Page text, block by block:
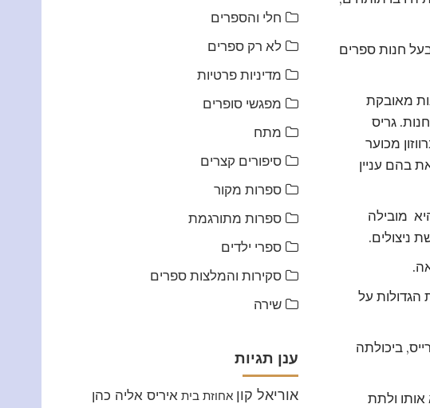
חלי והספרים
לא רק ספרים
מדיניות פרטיות
מפגשי סופרים
מתח
סיפורים קצרים
ספרות מקור
ספרות מתורגמת
ספרי ילדים
סקירות והמלצות ספרים
שירה
ענן תגיות
אוריאל קון אחוזת בית איריס אליה כהן
חנות ספרים
מאובקת
גריס
מכוער
בהם עניין
מובילה
ניצולים.
הגדולות על
ביכולתה
אותו ולתת